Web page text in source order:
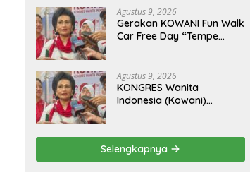
Peristirahatan TerakhirAgustus 9, 2026
Gerakan KOWANI Fun Walk
Car Free Day “Tempe
Kuliner Nusantara
Mendunia
Agustus 9, 2026
KONGRES Wanita
Indonesia (Kowani)
Unesco”
Selengkapnya